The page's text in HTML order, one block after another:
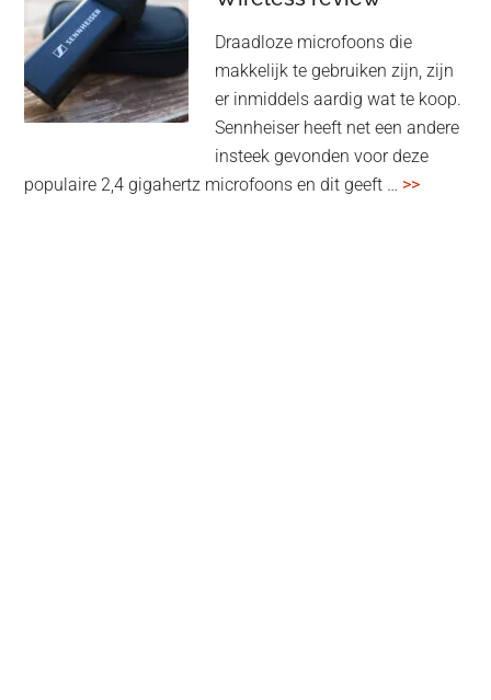
high-
end
multiroom
Draadloze microfoons die
makkelijk te gebruiken zijn, zijn
er inmiddels aardig wat te koop.
Sennheiser heeft net een andere
insteek gevonden voor deze
populaire 2,4 gigahertz microfoons en dit geeft … >>